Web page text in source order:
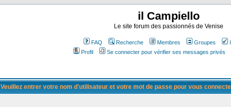
il Campiello
Le site forum des passionnés de Venise
FAQ Recherche Membres Groupes
Profil
Se connecter pour vérifier ses messages privés
Veuillez entrer votre nom d'utilisateur et votre mot de passe pour vous